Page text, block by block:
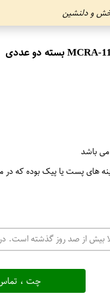
و دلنشین
می باشد
های پست یا پیک بوده که
بیش از صد روز گذشته است.
چت ،